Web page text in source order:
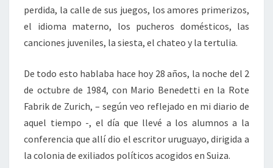
perdida, la calle de sus juegos, los amores primerizos,
el idioma materno, los pucheros domésticos, las
canciones juveniles, la siesta, el chateo y la tertulia.
De todo esto hablaba hace hoy 28 años, la noche del 2
de octubre de 1984, con Mario Benedetti en la Rote
Fabrik de Zurich, – según veo reflejado en mi diario de
aquel tiempo -, el día que llevé a los alumnos a la
conferencia que allí dio el escritor uruguayo, dirigida a
la colonia de exiliados políticos acogidos en Suiza.